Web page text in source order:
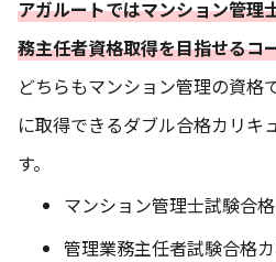
アガルートではマンション管理
務主任者資格取得を目指せるコ
どちらもマンション管理の資格
に取得できるダブル合格カリキ
す。
マンション管理士試験合
管理業務主任者試験合格